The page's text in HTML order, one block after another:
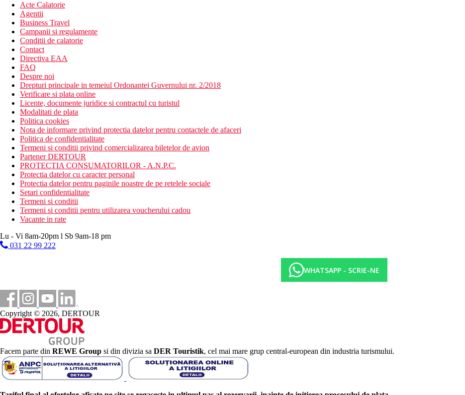
Acte Calatorie
Agentii
Business Travel
Campanii si regulamente
Conditii de calatorie
Contact
Directiva EAA
FAQ
Despre noi
Drepturi principale in temeiul Ordonantei Guvernului nr. 2/2018
Verificare si plata online
Licente, documente juridice si contractul cu turistul
Modalitati de plata
Politica cookies
Nota de informare privind protectia datelor pentru contactele de afaceri
Politica de confidentialitate
Termeni si conditii privind comercializarea biletelor de avion
Partener DERTOUR
PROTECTIA CONSUMATORILOR - A.N.P.C.
Protectia datelor cu caracter personal
Protectia datelor pentru paginile noastre de pe retelele sociale
Setari confidentialitate
Termeni si conditii
Termeni si conditii pentru utilizarea voucherului cadou
Vacante in rate
Lu - Vi 8am-20pm l Sb 9am-18 pm
031 22 99 222
WHATSAPP - SCRIE-NE
Copyright © 2026, DERTOUR
Facem parte din REWE Group si din divizia sa DER Touristik, cel mai mare grup central-european din industria turismului.